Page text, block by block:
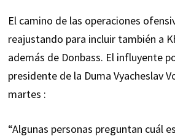
El camino de las operaciones
reajustando para incluir también a
además de Donbass. El influyente
presidente de la Duma Vyacheslav
martes :
“Algunas personas preguntan cuál